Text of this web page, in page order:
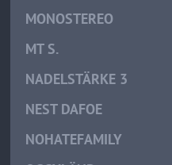
MONOSTEREO
MT S.
NADELSTÄRKE 3
NEST DAFOE
NOHATEFAMILY